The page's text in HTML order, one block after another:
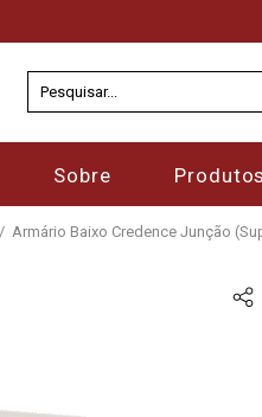
Sobre Produtos
Armário Baixo Credence Junção